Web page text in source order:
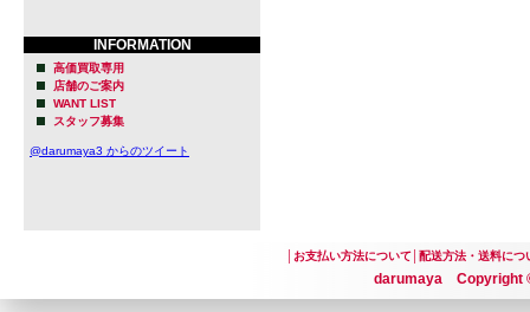
INFORMATION
高価買取専用
店舗のご案内
WANT LIST
スタッフ募集
@darumaya3 からのツイート
お支払い方法について│ 配送方法・送料につ
darumaya Copyright